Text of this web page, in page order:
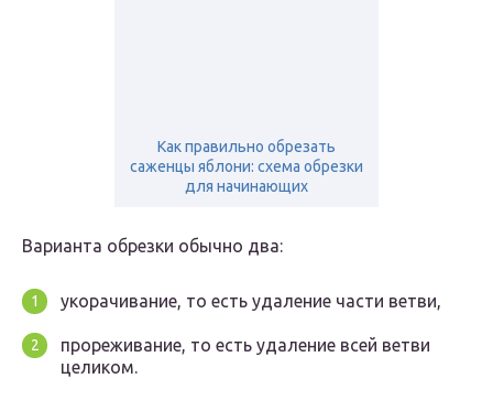
Как правильно обрезать
саженцы яблони: схема обрезки
для начинающих
Варианта обрезки обычно два:
укорачивание, то есть удаление части ветви,
прореживание, то есть удаление всей ветви
целиком.